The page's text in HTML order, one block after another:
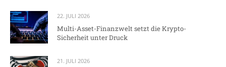
22. JULI 2026
Multi-Asset-Finanzwelt setzt die Krypto-
Sicherheit unter Druck
21. JULI 2026